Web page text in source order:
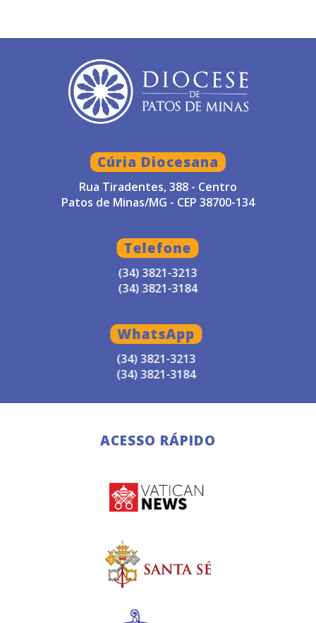
Cúria Diocesana
Rua Tiradentes, 388 - Centro
Patos de Minas/MG - CEP 38700-134
Telefone
(34) 3821-3213
(34) 3821-3184
WhatsApp
(34) 3821-3213
(34) 3821-3184
ACESSO RÁPIDO